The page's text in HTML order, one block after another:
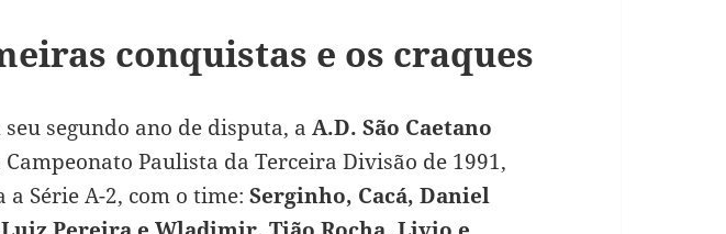
conquistas e os craques
segundo ano de disputa, a A.D. São Caetano
Paulista da Terceira Divisão de 1991,
Série A-2, com o time: Serginho, Cacá, Daniel